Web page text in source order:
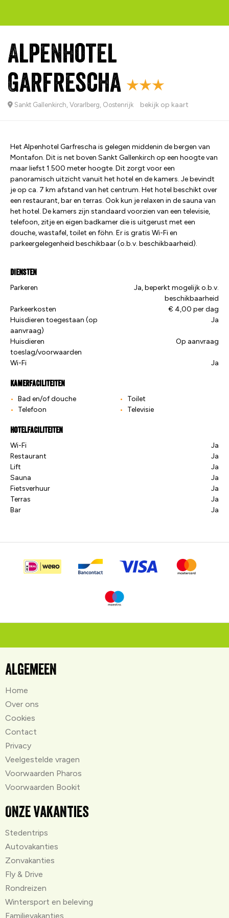
Alpenhotel
Garfrescha
Sankt Gallenkirch, Vorarlberg, Oostenrijk bekijk op kaart
Het Alpenhotel Garfrescha is gelegen middenin de bergen van
Montafon. Dit is net boven Sankt Gallenkirch op een hoogte van
maar liefst 1.500 meter hoogte. Dit zorgt voor een
panoramisch uitzicht vanuit het hotel en de kamers. Je bevindt
je op ca. 7 km afstand van het centrum. Het hotel beschikt over
een restaurant, bar en terras. Ook kun je relaxen in de sauna van
het hotel. De kamers zijn standaard voorzien van een televisie,
telefoon, zitje en eigen badkamer die is uitgerust met een
douche, wastafel, toilet en föhn. Er is gratis Wi-Fi en
parkeergelegenheid beschikbaar (o.b.v. beschikbaarheid).
Diensten
Parkeren
Ja, beperkt mogelijk o.b.v.
beschikbaarheid
Parkeerkosten
€ 4,00 per dag
Huisdieren toegestaan (op
aanvraag)
Ja
Huisdieren
toeslag/voorwaarden
Op aanvraag
Wi-Fi Ja
Kamerfaciliteiten
Bad en/of douche
Toilet
Telefoon
Televisie
Hotelfaciliteiten
Wi-Fi
Ja
Restaurant
Ja
Lift
Ja
Sauna
Ja
Fietsverhuur
Ja
Terras
Ja
Bar
Ja
Algemeen
Home
Over ons
Cookies
Contact
Privacy
Veelgestelde vragen
Voorwaarden Pharos
Voorwaarden Bookit
Onze vakanties
Stedentrips
Autovakanties
Zonvakanties
Fly & Drive
Rondreizen
Wintersport en beleving
Familievakanties